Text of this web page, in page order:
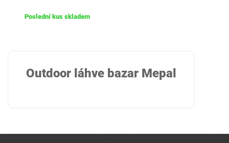
Poslední kus skladem
Outdoor láhve bazar Mepal